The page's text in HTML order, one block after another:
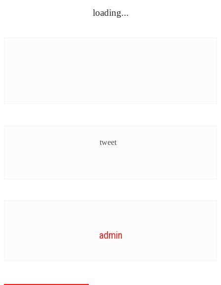
loading...
tweet
admin